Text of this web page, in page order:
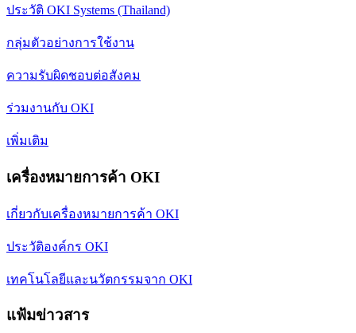
ประวัติ OKI Systems (Thailand)
กลุ่มตัวอย่างการใช้งาน
ความรับผิดชอบต่อสังคม
ร่วมงานกับ OKI
เพิ่มเติม
เครื่องหมายการค้า OKI
เกี่ยวกับเครื่องหมายการค้า OKI
ประวัติองค์กร OKI
เทคโนโลยีและนวัตกรรมจาก OKI
แฟ้มข่าวสาร